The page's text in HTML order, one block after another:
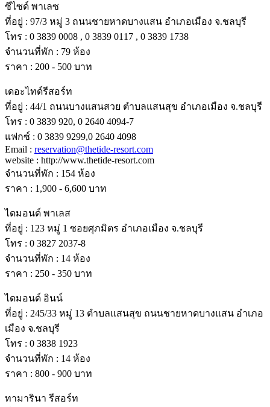
ซีไซด์ พาเลซ
ที่อยู่ : 97/3 หมู่ 3 ถนนชายหาดบางแสน อําเภอเมือง จ.ชลบุรี
โทร : 0 3839 0008 , 0 3839 0117 , 0 3839 1738
จํานวนที่พัก : 79 ห้อง
ราคา : 200 - 500 บาท
เดอะไทด์รีสอร์ท
ที่อยู่ : 44/1 ถนนบางแสนสวย ตําบลแสนสุข อําเภอเมือง จ.ชลบุรี
โทร : 0 3839 920, 0 2640 4094-7
แฟกซ์ : 0 3839 9299,0 2640 4098
Email : reservation@thetide-resort.com
website : http://www.thetide-resort.com
จํานวนที่พัก : 154 ห้อง
ราคา : 1,900 - 6,600 บาท
ไดมอนด์ พาเลส
ที่อยู่ : 123 หมู่ 1 ซอยศุภมิตร อําเภอเมือง จ.ชลบุรี
โทร : 0 3827 2037-8
จํานวนที่พัก : 14 ห้อง
ราคา : 250 - 350 บาท
ไดมอนด์ อินน์
ที่อยู่ : 245/33 หมู่ 13 ตําบลแสนสุข ถนนชายหาดบางแสน อําเภอ
เมือง จ.ชลบุรี
โทร : 0 3838 1923
จํานวนที่พัก : 14 ห้อง
ราคา : 800 - 900 บาท
ทามารินา รีสอร์ท